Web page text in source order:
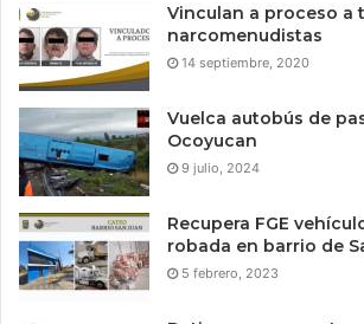
Vinculan a proceso a
narcomenudistas
14 septiembre, 2020
Vuelca autobús de
Ocoyucan
9 julio, 2024
Recupera FGE
robada en barrio de
5 febrero, 2023